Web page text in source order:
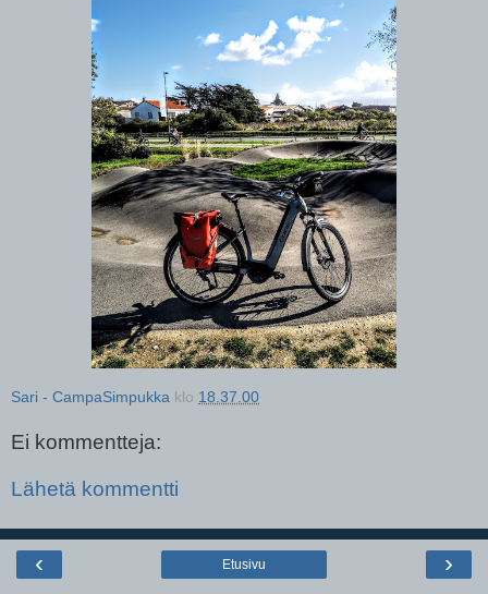
Sari - CampaSimpukka klo 18.37.00
Ei kommentteja:
Lähetä kommentti
‹ ›
Etusivu